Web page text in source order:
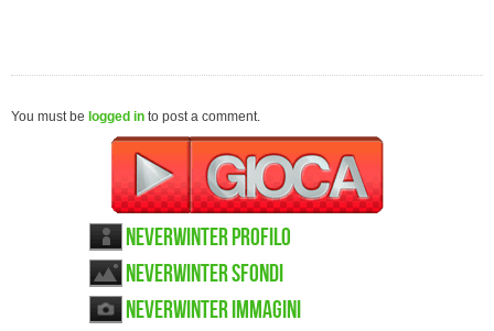
You must be logged in to post a comment.
Neverwinter Profilo
Neverwinter sfondi
Neverwinter immagini